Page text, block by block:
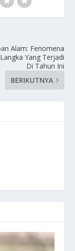
Alam: Fenomena
Yang Terjadi
Di Tahun Ini
BERIKUTNYA